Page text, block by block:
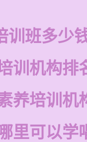
训班多少
训机构排
养培训机
里可以学